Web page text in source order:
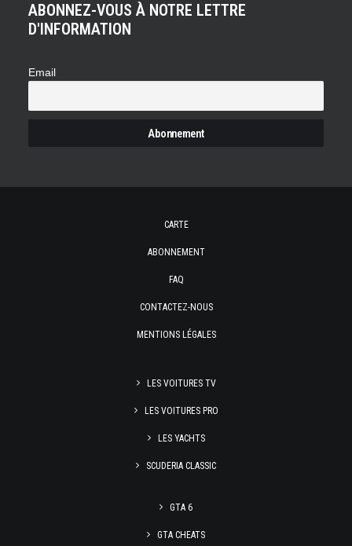
ABONNEZ-VOUS À NOTRE LETTRE
D'INFORMATION
Email
CARTE
ABONNEMENT
FAQ
CONTACTEZ-NOUS
MENTIONS LÉGALES
LES VOITURES TV
LES VOITURES PRO
LES YACHTS
SCUDERIA CLASSIC
GTA 6
GTA CHEATS